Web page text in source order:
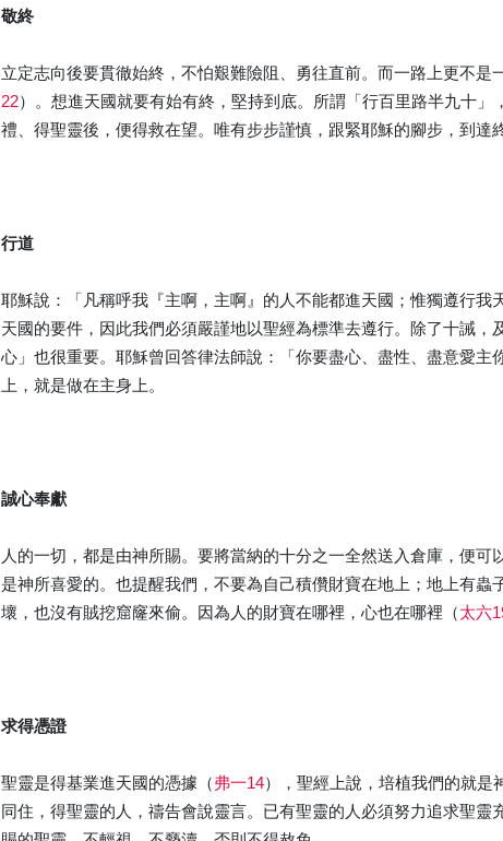
敬終
立定志向後要貫徹始終，不怕艱難險阻、勇往直前。而一路上更不
22）。想進天國就要有始有終，堅持到底。所謂「行百里路半九十
禮、得聖靈後，便得救在望。唯有步步謹慎，跟緊耶穌的腳步，到達
行道
耶穌說：「凡稱呼我『主啊，主啊』的人不能都進天國；惟獨遵行我
天國的要件，因此我們必須嚴謹地以聖經為標準去遵行。除了十誡
心」也很重要。耶穌曾回答律法師說：「你要盡心、盡性、盡意愛
上，就是做在主身上。
誠心奉獻
人的一切，都是由神所賜。要將當納的十分之一全然送入倉庫，便可
是神所喜愛的。也提醒我們，不要為自己積儹財寶在地上；地上有
壞，也沒有賊挖窟窿來偷。因為人的財寶在哪裡，心也在哪裡（太六
求得憑證
聖靈是得基業進天國的憑據（弗一14），聖經上說，培植我們的就是
同住，得聖靈的人，禱告會說靈言。已有聖靈的人必須努力追求聖